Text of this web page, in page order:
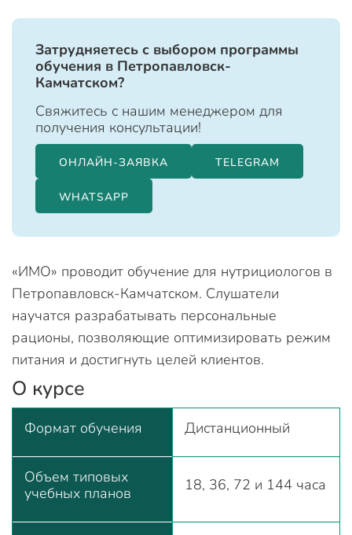
Затрудняетесь с выбором программы
обучения в Петропавловск-
Камчатском?
Свяжитесь с нашим менеджером для
получения консультации!
ОНЛАЙН-ЗАЯВКА TELEGRAM
WHATSAPP
«ИМО» проводит обучение для нутрициологов в
Петропавловск-Камчатском. Слушатели
научатся разрабатывать персональные
рационы, позволяющие оптимизировать режим
питания и достигнуть целей клиентов.
О курсе
Формат обучения Дистанционный
Объем типовых
учебных планов
18, 36, 72 и 144 часа